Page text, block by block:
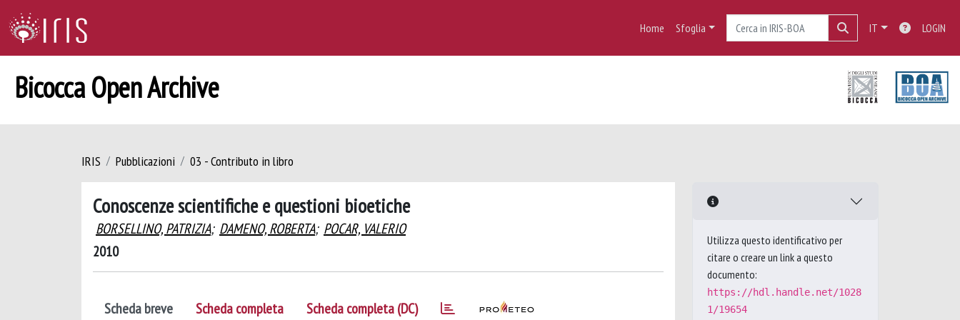
Home Sfoglia IT LOGIN
Bicocca Open Archive
IRIS Pubblicazioni 03 - Contributo in libro
Conoscenze scientifiche e questioni bioetiche
BORSELLINO, PATRIZIA; DAMENO, ROBERTA; POCAR, VALERIO
2010
Scheda breve Scheda completa Scheda completa (DC)
Utilizza questo identificativo per
citare o creare un link a questo
documento:
https://hdl.handle.net/1028
1/19654